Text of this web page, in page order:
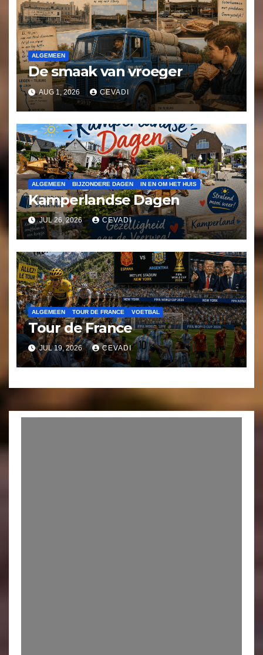
ALGEMEEN
De smaak van vroeger
AUG 1, 2026 CEVADI
ALGEMEEN BIJZONDERE DAGEN IN EN OM HET HUIS
Kamperlandse Dagen
JUL 26, 2026 CEVADI
ALGEMEEN TOUR DE FRANCE VOETBAL
Tour de France
JUL 19, 2026 CEVADI